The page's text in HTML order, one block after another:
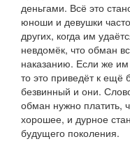
деньгами. Всё это
юноши и девушки
других, когда им
невдомёк, что обман
наказанию. Если же им
то это приведёт к ещё
безвинный и они.
обман нужно платить,
хорошее, и дурное
будущего поколения.